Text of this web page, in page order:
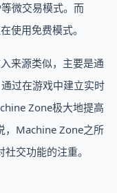
微交易模式。而
使用免费模式。
来源类似，主要是通
过在游戏中建立实时
Zone极大地提高
，Machine Zone之所
交功能的注重。